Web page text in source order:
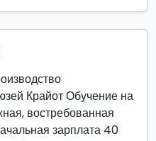
Крайот Обучение на
востребованная
зарплата 40